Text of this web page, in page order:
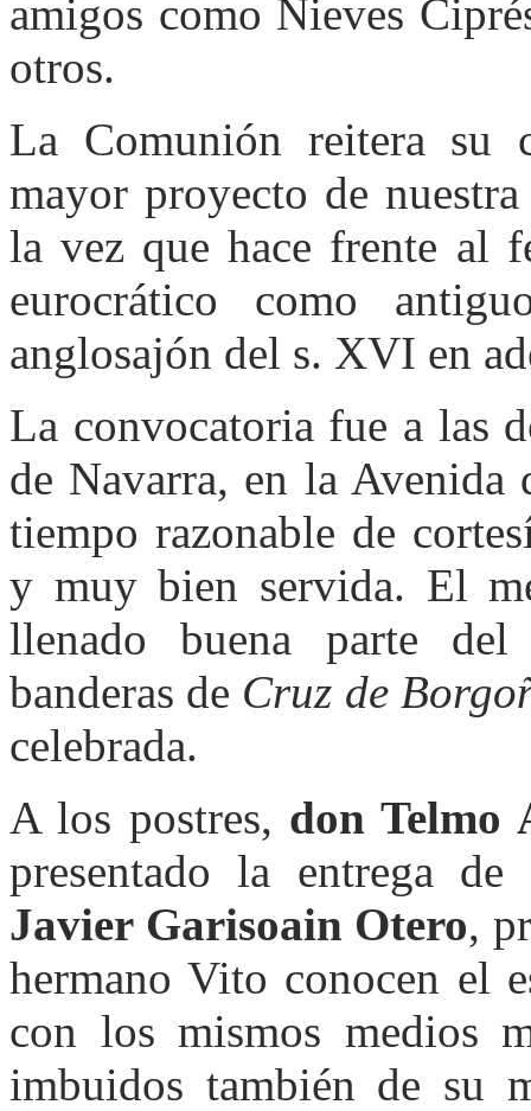
amigos como Nieves
otros.
La Comunión reitera su
mayor proyecto de
la vez que hace frente al
eurocrático como
anglosajón del s. XVI en
La convocatoria fue a las
de Navarra, en la
tiempo razonable de
y muy bien servida. El
llenado buena parte
banderas de Cruz de
celebrada.
A los postres, don Telmo
presentado la entrega
Javier Garisoain Otero,
hermano Vito conocen el
con los mismos medios
imbuidos también de su